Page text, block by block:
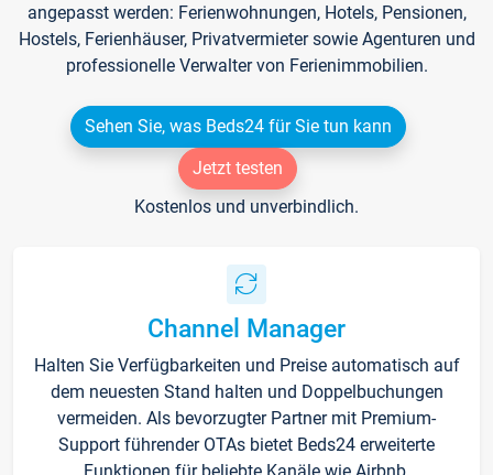
angepasst werden: Ferienwohnungen, Hotels, Pensionen,
Hostels, Ferienhäuser, Privatvermieter sowie Agenturen und
professionelle Verwalter von Ferienimmobilien.
Sehen Sie, was Beds24 für Sie tun kann
Jetzt testen
Kostenlos und unverbindlich.
Channel Manager
Halten Sie Verfügbarkeiten und Preise automatisch auf
dem neuesten Stand halten und Doppelbuchungen
vermeiden. Als bevorzugter Partner mit Premium-
Support führender OTAs bietet Beds24 erweiterte